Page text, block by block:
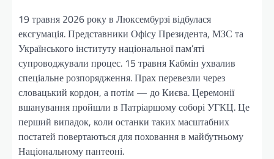
19 травня 2026 року в Люксембурзі відбулася
ексгумація. Представники Офісу Президента, МЗС та
Українського інституту національної пам’яті
супроводжували процес. 15 травня Кабмін ухвалив
спеціальне розпорядження. Прах перевезли через
словацький кордон, а потім — до Києва. Церемонії
вшанування пройшли в Патріаршому соборі УГКЦ. Це
перший випадок, коли останки таких масштабних
постатей повертаються для поховання в майбутньому
Національному пантеоні.